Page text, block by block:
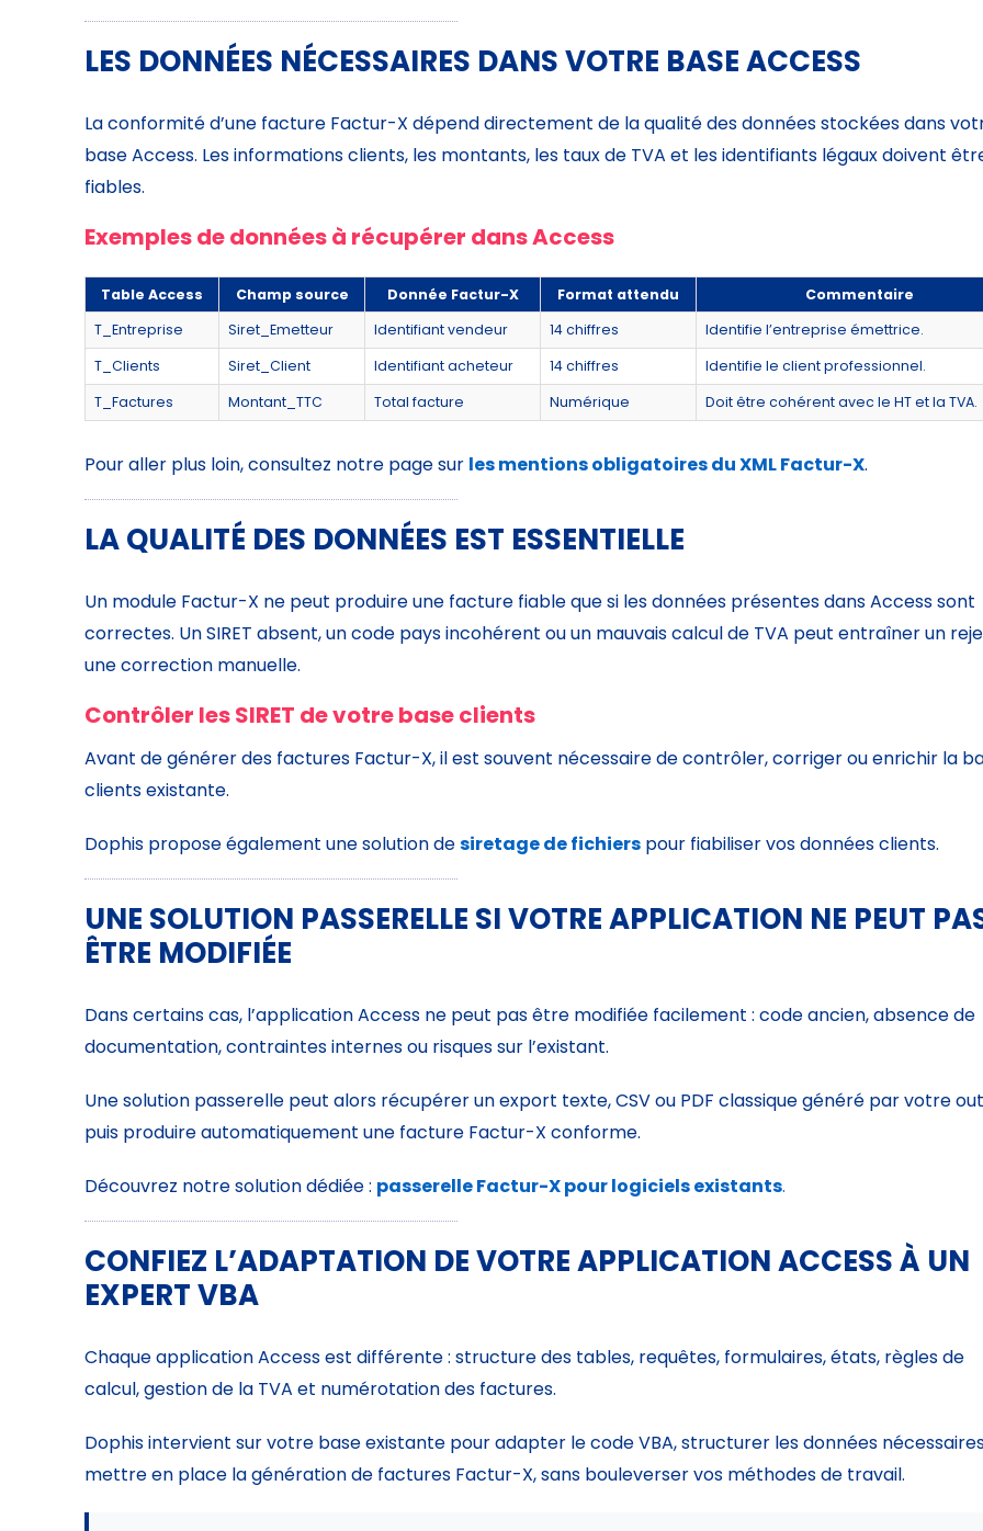
LES DONNÉES NÉCESSAIRES DANS VOTRE BASE ACCESS
La conformité d’une facture Factur-X dépend directement de la qualité des données stockées dans
base Access. Les informations clients, les montants, les taux de TVA et les identifiants légaux doivent
fiables.
Exemples de données à récupérer dans Access
Table Access Champ source Donnée Factur-X Format attendu
Commentaire
T_Entreprise
Siret_Emetteur Identifiant vendeur 14 chiffres
Identifie l’entreprise émettrice.
T_Clients
Siret_Client Identifiant acheteur 14 chiffres
Identifie le client professionnel.
T_Factures
Montant_TTC Total facture Numérique Doit être cohérent avec le HT et la TVA.
Pour aller plus loin, consultez notre page sur les mentions obligatoires du XML Factur-X.
LA QUALITÉ DES DONNÉES EST ESSENTIELLE
Un module Factur-X ne peut produire une facture fiable que si les données présentes dans Access sont
correctes. Un SIRET absent, un code pays incohérent ou un mauvais calcul de TVA peut entraîner un
une correction manuelle.
Contrôler les SIRET de votre base clients
Avant de générer des factures Factur-X, il est souvent nécessaire de contrôler, corriger ou enrichir la
clients existante.
Dophis propose également une solution desiretage de fichiers pour fiabiliser vos données clients.
UNE SOLUTION PASSERELLE SI VOTRE APPLICATION NE PEUT
ÊTRE MODIFIÉE
Dans certains cas, l’application Access ne peut pas être modifiée facilement : code ancien, absence de
documentation, contraintes internes ou risques sur l’existant.
Une solution passerelle peut alors récupérer un export texte, CSV ou PDF classique généré par votre
puis produire automatiquement une facture Factur-X conforme.
Découvrez notre solution dédiée : passerelle Factur-X pour logiciels existants.
CONFIEZ L’ADAPTATION DE VOTRE APPLICATION ACCESS À UN
EXPERT VBA
Chaque application Access est différente : structure des tables, requêtes, formulaires, états, règles de
calcul, gestion de la TVA et numérotation des factures.
Dophis intervient sur votre base existante pour adapter le code VBA, structurer les données
mettre en place la génération de factures Factur-X, sans bouleverser vos méthodes de travail.